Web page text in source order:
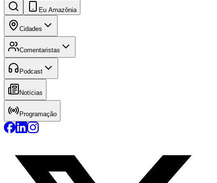
Eu Amazônia
Cidades
Comentaristas
Podcast
Notícias
Programação